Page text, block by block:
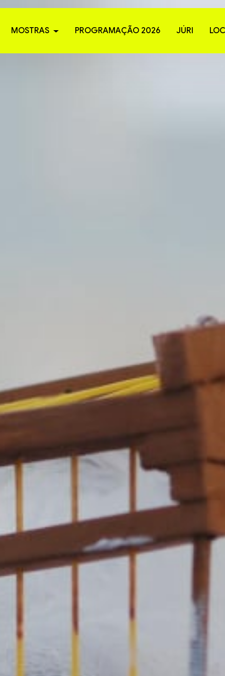
MOSTRAS PROGRAMAÇÃO 2026 JÚRI